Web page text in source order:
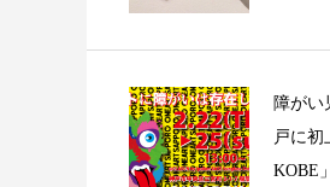
障がい
戸に初
KOBE